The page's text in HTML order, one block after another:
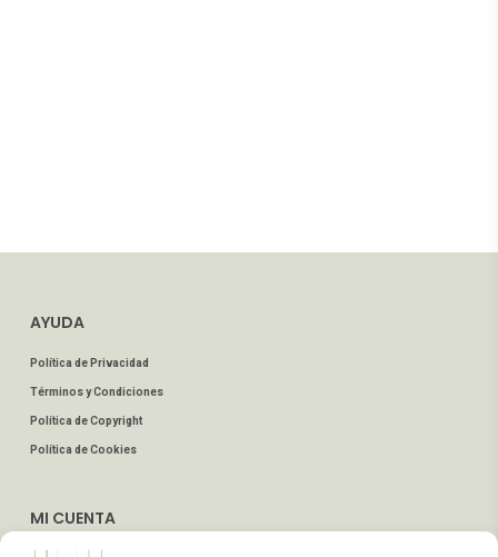
AYUDA
Política de Privacidad
Términos y Condiciones
Política de Copyright
Política de Cookies
MI CUENTA